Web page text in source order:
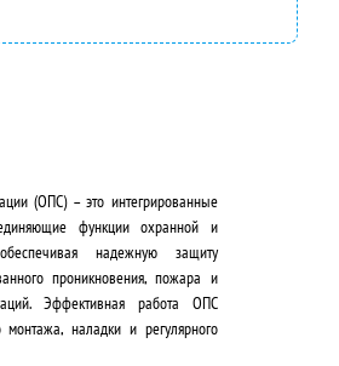
(ОПС) – это интегрированные
функции охранной и
надежную защиту
проникновения, пожара и
Эффективная работа ОПС
монтажа, наладки и регулярного